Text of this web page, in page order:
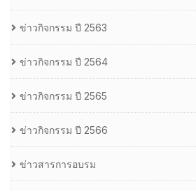
ข่าวกิจกรรม ปี 2563
ข่าวกิจกรรม ปี 2564
ข่าวกิจกรรม ปี 2565
ข่าวกิจกรรม ปี 2566
ข่าวสารการอบรม